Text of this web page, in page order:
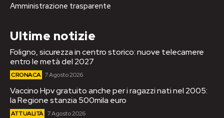
Amministrazione trasparente
Ultime notizie
Foligno, sicurezza in centro storico: nuove telecamere
entro le metà del 2027
CRONACA 7 Agosto 2026
Vaccino Hpv gratuito anche per i ragazzi nati nel 2005:
la Regione stanzia 500mila euro
ATTUALITÀ 7 Agosto 2026